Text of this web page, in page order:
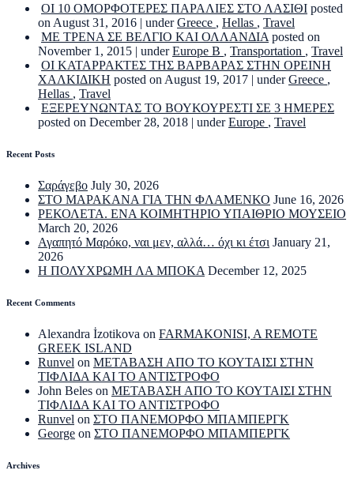
ΟΙ 10 ΟΜΟΡΦΟΤΕΡΕΣ ΠΑΡΑΛΙΕΣ ΣΤΟ ΛΑΣΙΘΙ posted
on August 31, 2016 | underGreece , Hellas , Travel
ΜΕ ΤΡΕΝΑ ΣΕ ΒΕΛΓΙΟ ΚΑΙ ΟΛΛΑΝΔΙΑ posted on
November 1, 2015 | underEurope B , Transportation , Travel
ΟΙ ΚΑΤΑΡΡΑΚΤΕΣ ΤΗΣ ΒΑΡΒΑΡΑΣ ΣΤΗΝ ΟΡΕΙΝΗ
ΧΑΛΚΙΔΙΚΗ posted on August 19, 2017 | underGreece ,
Hellas , Travel
ΕΞΕΡΕΥΝΩΝΤΑΣ ΤΟ ΒΟΥΚΟΥΡΕΣΤΙ ΣΕ 3 ΗΜΕΡΕΣ
posted on December 28, 2018 | underEurope , Travel
Recent Posts
Σαράγεβο July 30, 2026
ΣΤΟ ΜΑΡΑΚΑΝΑ ΓΙΑ ΤΗΝ ΦΛΑΜΕΝΚΟ June 16, 2026
ΡΕΚΟΛΕΤΑ. ΕΝΑ ΚΟΙΜΗΤΗΡΙΟ ΥΠΑΙΘΡΙΟ ΜΟΥΣΕΙΟ
March 20, 2026
Αγαπητό Μαρόκο, ναι μεν, αλλά… όχι κι έτσι January 21,
2026
Η ΠΟΛΥΧΡΩΜΗ ΛΑ ΜΠΟΚΑ December 12, 2025
Recent Comments
Alexandra İzotikova on FARMAKONISI, A REMOTE
GREEK ISLAND
Runvel on ΜΕΤΑΒΑΣΗ ΑΠΟ ΤΟ ΚΟΥΤΑΙΣΙ ΣΤΗΝ
ΤΙΦΛΙΔΑ ΚΑΙ ΤΟ ΑΝΤΙΣΤΡΟΦΟ
John Beles on ΜΕΤΑΒΑΣΗ ΑΠΟ ΤΟ ΚΟΥΤΑΙΣΙ ΣΤΗΝ
ΤΙΦΛΙΔΑ ΚΑΙ ΤΟ ΑΝΤΙΣΤΡΟΦΟ
Runvel on ΣΤΟ ΠΑΝΕΜΟΡΦΟ ΜΠΑΜΠΕΡΓΚ
George on ΣΤΟ ΠΑΝΕΜΟΡΦΟ ΜΠΑΜΠΕΡΓΚ
Archives